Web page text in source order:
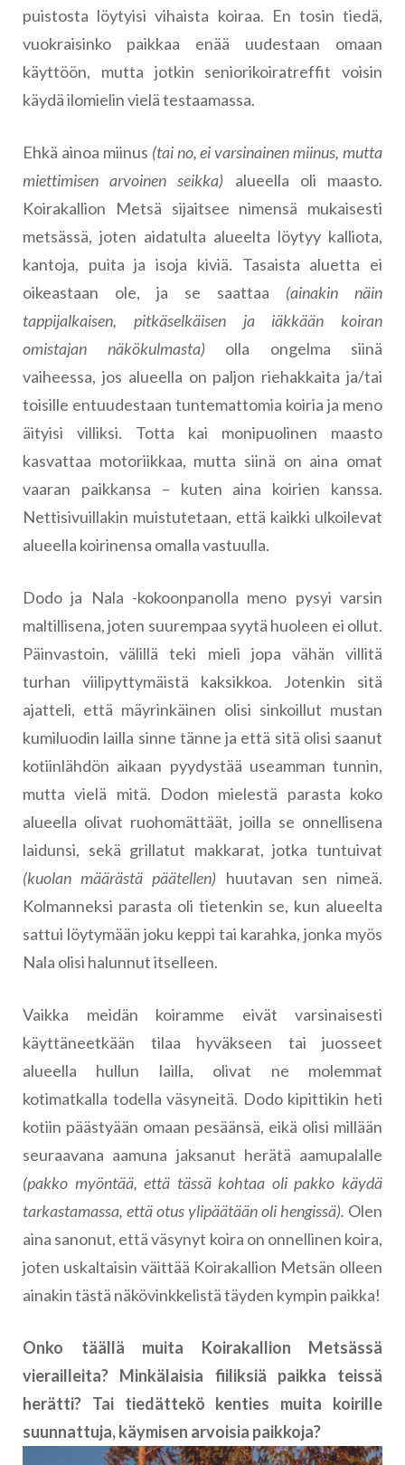
puistosta löytyisi vihaista koiraa. En tosin tiedä,
vuokraisinko paikkaa enää uudestaan omaan
käyttöön, mutta jotkin seniorikoiratreffit voisin
käydä ilomielin vielä testaamassa.
Ehkä ainoa miinus (tai no, ei varsinainen miinus, mutta
miettimisen arvoinen seikka) alueella oli maasto.
Koirakallion Metsä sijaitsee nimensä mukaisesti
metsässä, joten aidatulta alueelta löytyy kalliota,
kantoja, puita ja isoja kiviä. Tasaista aluetta ei
oikeastaan ole, ja se saattaa (ainakin näin
tappijalkaisen, pitkäselkäisen ja iäkkään koiran
omistajan näkökulmasta)olla ongelma siinä
vaiheessa, jos alueella on paljon riehakkaita ja/tai
toisille entuudestaan tuntemattomia koiria ja meno
äityisi villiksi. Totta kai monipuolinen maasto
kasvattaa motoriikkaa, mutta siinä on aina omat
vaaran paikkansa – kuten aina koirien kanssa.
Nettisivuillakin muistutetaan, että kaikki ulkoilevat
alueella koirinensa omalla vastuulla.
Dodo ja Nala -kokoonpanolla meno pysyi varsin
maltillisena, joten suurempaa syytä huoleen ei ollut.
Päinvastoin, välillä teki mieli jopa vähän villitä
turhan viilipyttymäistä kaksikkoa. Jotenkin sitä
ajatteli, että mäyrinkäinen olisi sinkoillut mustan
kumiluodin lailla sinne tänne ja että sitä olisi saanut
kotiinlähdön aikaan pyydystää useamman tunnin,
mutta vielä mitä. Dodon mielestä parasta koko
alueella olivat ruohomättäät, joilla se onnellisena
laidunsi, sekä grillatut makkarat, jotka tuntuivat
(kuolan määrästä päätellen) huutavan sen nimeä.
Kolmanneksi parasta oli tietenkin se, kun alueelta
sattui löytymään joku keppi tai karahka, jonka myös
Nala olisi halunnut itselleen.
Vaikka meidän koiramme eivät varsinaisesti
käyttäneetkään tilaa hyväkseen tai juosseet
alueella hullun lailla, olivat ne molemmat
kotimatkalla todella väsyneitä. Dodo kipittikin heti
kotiin päästyään omaan pesäänsä, eikä olisi millään
seuraavana aamuna jaksanut herätä aamupalalle
(pakko myöntää, että tässä kohtaa oli pakko käydä
tarkastamassa, että otus ylipäätään oli hengissä). Olen
aina sanonut, että väsynyt koira on onnellinen koira,
joten uskaltaisin väittää Koirakallion Metsän olleen
ainakin tästä näkövinkkelistä täyden kympin paikka!
Onko täällä muita Koirakallion Metsässä
vierailleita? Minkälaisia fiiliksiä paikka teissä
herätti? Tai tiedättekö kenties muita koirille
suunnattuja, käymisen arvoisia paikkoja?